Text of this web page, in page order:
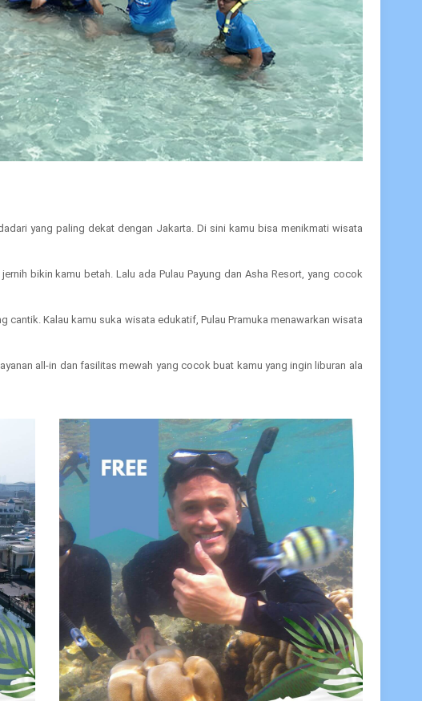
yang paling dekat dengan Jakarta. Di sini kamu bisa menikmati wisata
bikin kamu betah. Lalu ada Pulau Payung dan Asha Resort, yang cocok
Kalau kamu suka wisata edukatif, Pulau Pramuka menawarkan wisata
all-in dan fasilitas mewah yang cocok buat kamu yang ingin liburan ala